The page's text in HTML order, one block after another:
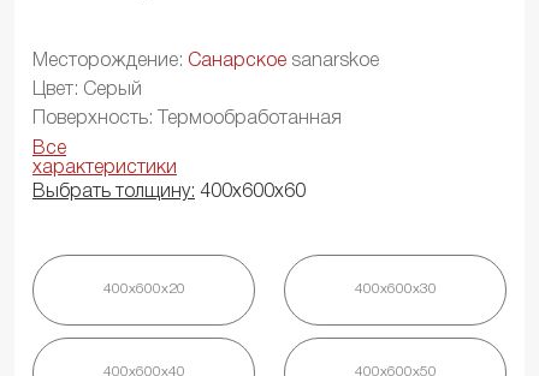
Месторождение: Санарское sanarskoe
Цвет: Серый
Поверхность: Термообработанная
Все
характеристики
Выбрать толщину: 400х600х60
400х600х20 400х600х30
400х600х40 400х600х50